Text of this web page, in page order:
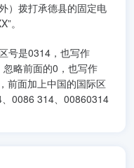
）拨打承德县的固定电
。
号是0314，也写作
略前面的0，也写作
前面加上中国的国际区
0086 314、00860314